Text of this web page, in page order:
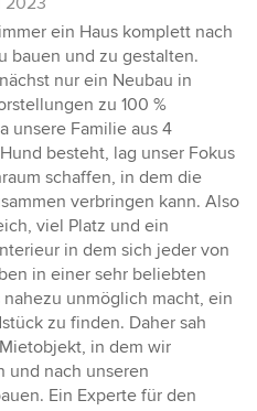
ein Haus komplett nach
bauen und zu gestalten.
nur ein Neubau in
zu 100 %
unsere Familie aus 4
besteht, lag unser Fokus
schaffen, in dem die
verbringen kann. Also
viel Platz und ein
in dem sich jeder von
in einer sehr beliebten
unmöglich macht, ein
zu finden. Daher sah
in dem wir
und nach unseren
Ein Experte für den